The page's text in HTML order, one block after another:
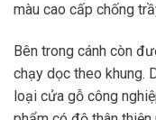
màu cao cấp chống
Bên trong cánh còn
chạy dọc theo khung.
loại cửa gỗ công